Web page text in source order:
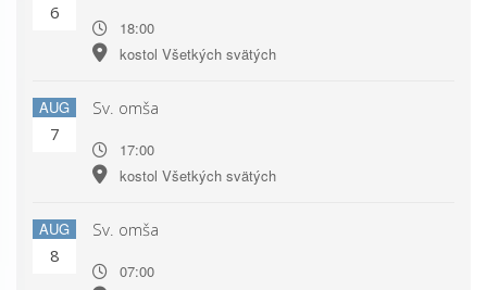
6
18:00
kostol Všetkých svätých
AUG
7
Sv. omša
17:00
kostol Všetkých svätých
AUG
8
Sv. omša
07:00